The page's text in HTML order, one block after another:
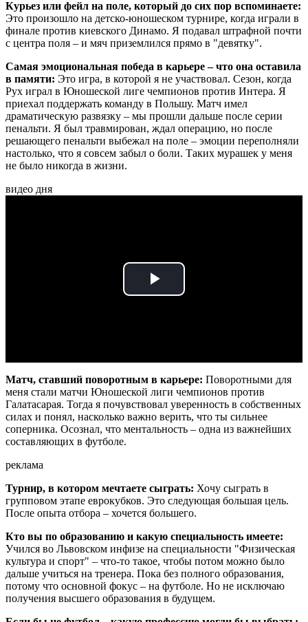
Курьез или фейл на поле, который до сих пор вспоминаете:
Это произошло на детско-юношеском турнире, когда играли в
финале против киевского Динамо. Я подавал штрафной почти
с центра поля – и мяч приземлился прямо в "девятку".
Самая эмоциональная победа в карьере – что она оставила
в памяти: Это игра, в которой я не участвовал. Сезон, когда
Рух играл в Юношеской лиге чемпионов против Интера. Я
приехал поддержать команду в Польшу. Матч имел
драматическую развязку – мы прошли дальше после серии
пенальти. Я был травмирован, ждал операцию, но после
решающего пенальти выбежал на поле – эмоции переполняли
настолько, что я совсем забыл о боли. Таких мурашек у меня
не было никогда в жизни.
видео дня
Play
Матч, ставший поворотным в карьере: Поворотными для
меня стали матчи Юношеской лиги чемпионов против
Галатасарая. Тогда я почувствовал уверенность в собственных
силах и понял, насколько важно верить, что ты сильнее
соперника. Осознал, что ментальность – одна из важнейших
составляющих в футболе.
реклама
Турнир, в котором мечтаете сыграть: Хочу сыграть в
групповом этапе еврокубков. Это следующая большая цель.
После опыта отбора – хочется большего.
Кто вы по образованию и какую специальность имеете:
Учился во Львовском инфизе на специальности "Физическая
культура и спорт" – что-то такое, чтобы потом можно было
дальше учиться на тренера. Пока без полного образования,
потому что основной фокус – на футболе. Но не исключаю
получения высшего образования в будущем.